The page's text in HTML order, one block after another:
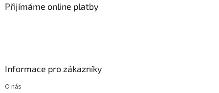
Přijímáme online platby
Informace pro zákazníky
O nás